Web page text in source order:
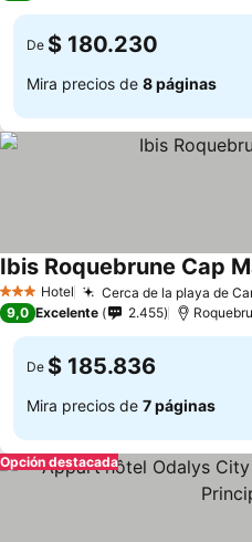
De $ 180.230
Mira precios de 8 páginas
3 Estrellas
Hotel Cerca de la playa de
Ibis Roquebrune Cap
9,0 Excelente 2.455
De $ 185.836
Mira precios de 7 páginas
Opción destacada